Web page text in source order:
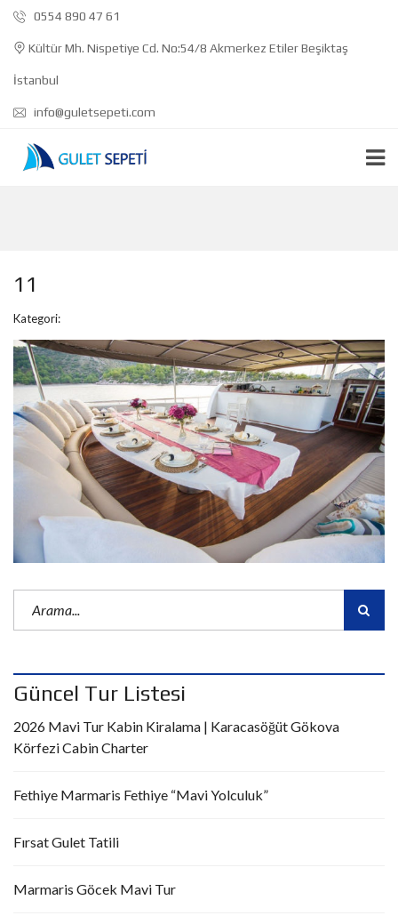
0554 890 47 61
Kültür Mh. Nispetiye Cd. No:54/8 Akmerkez Etiler Beşiktaş
İstanbul
info@guletsepeti.com
11
Kategori:
Güncel Tur Listesi
2026 Mavi Tur Kabin Kiralama | Karacasöğüt Gökova
Körfezi Cabin Charter
Fethiye Marmaris Fethiye “Mavi Yolculuk”
Fırsat Gulet Tatili
Marmaris Göcek Mavi Tur